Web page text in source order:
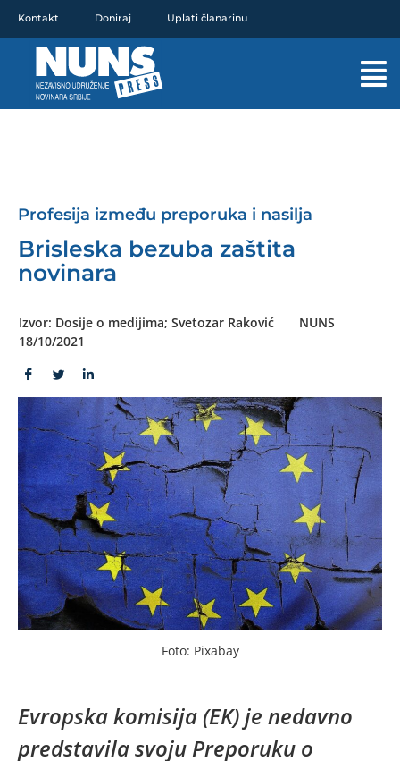
sadržaj
Kontakt Doniraj Uplati članarinu
Profesija između preporuka i nasilja
Brisleska bezuba zaštita
novinara
Izvor: Dosije o medijima; Svetozar Raković
NUNS
18/10/2021
Foto: Pixabay
Evropska komisija (EK) je nedavno
predstavila svoju Preporuku o